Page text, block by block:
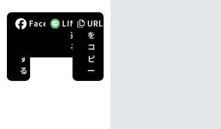
ポ
す
る
Facebook
で LINE
で
送
る
URL
を
コ
ピ
ー